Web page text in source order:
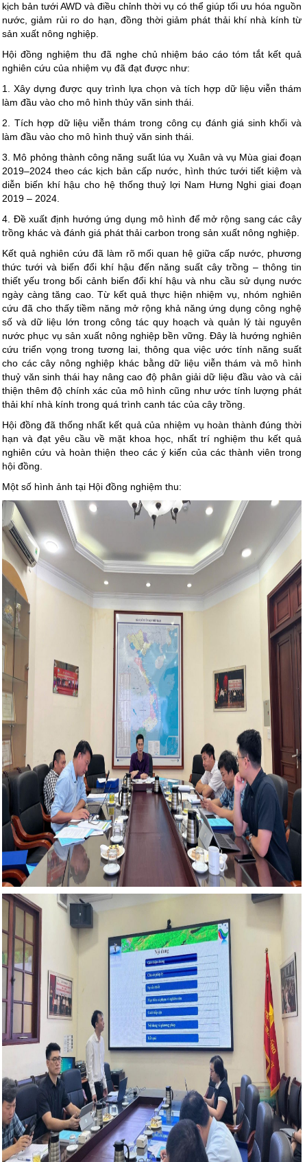
kịch bản tưới AWD và điều chỉnh thời vụ có thể giúp tối ưu hóa nguồn
nước, giảm rủi ro do hạn, đồng thời giảm phát thải khí nhà kính từ
sản xuất nông nghiệp.
Hội đồng nghiệm thu đã nghe chủ nhiệm báo cáo tóm tắt kết quả
nghiên cứu của nhiệm vụ đã đạt được như:
1. Xây dựng được quy trình lựa chọn và tích hợp dữ liệu viễn thám
làm đầu vào cho mô hình thủy văn sinh thái.
2. Tích hợp dữ liệu viễn thám trong công cụ đánh giá sinh khối và
làm đầu vào cho mô hình thuỷ văn sinh thái.
3. Mô phỏng thành công năng suất lúa vụ Xuân và vụ Mùa giai đoạn
2019–2024 theo các kịch bản cấp nước, hình thức tưới tiết kiệm và
diễn biến khí hậu cho hệ thống thuỷ lợi Nam Hưng Nghi giai đoạn
2019 – 2024.
4. Đề xuất định hướng ứng dụng mô hình để mở rộng sang các cây
trồng khác và đánh giá phát thải carbon trong sản xuất nông nghiệp.
Kết quả nghiên cứu đã làm rõ mối quan hệ giữa cấp nước, phương
thức tưới và biến đổi khí hậu đến năng suất cây trồng – thông tin
thiết yếu trong bối cảnh biến đổi khí hậu và nhu cầu sử dụng nước
ngày càng tăng cao. Từ kết quả thực hiện nhiệm vụ, nhóm nghiên
cứu đã cho thấy tiềm năng mở rộng khả năng ứng dụng công nghệ
số và dữ liệu lớn trong công tác quy hoạch và quản lý tài nguyên
nước phục vụ sản xuất nông nghiệp bền vững. Đây là hướng nghiên
cứu triển vọng trong tương lai, thông qua việc ước tính năng suất
cho các cây nông nghiệp khác bằng dữ liệu viễn thám và mô hình
thuỷ văn sinh thái hay nâng cao độ phân giải dữ liệu đầu vào và cải
thiện thêm độ chính xác của mô hình cũng như ước tính lượng phát
thải khí nhà kính trong quá trình canh tác của cây trồng.
Hội đồng đã thống nhất kết quả của nhiệm vụ hoàn thành đúng thời
hạn và đạt yêu cầu về mặt khoa học, nhất trí nghiệm thu kết quả
nghiên cứu và hoàn thiện theo các ý kiến của các thành viên trong
hội đồng.
Một số hình ảnh tại Hội đồng nghiệm thu: